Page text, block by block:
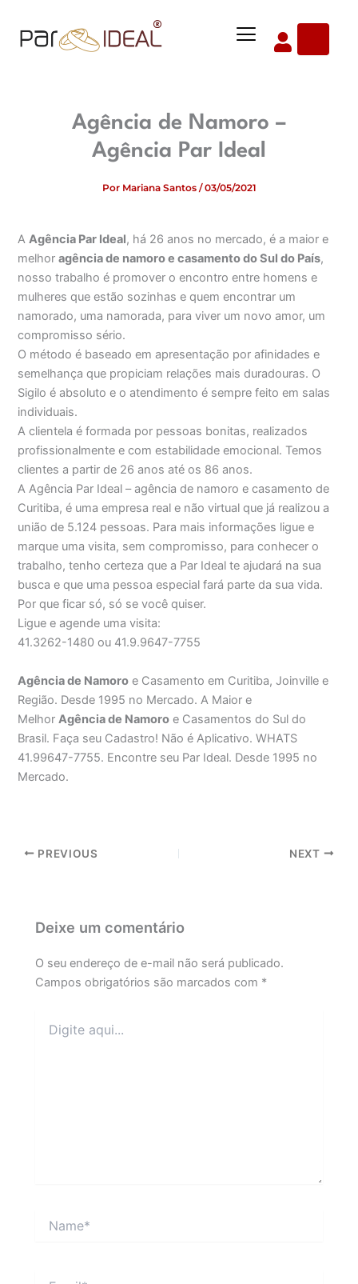
para
Menu
Agência de Namoro –
Agência Par Ideal
Por Mariana Santos /03/05/2021
AAgência Par Ideal, há 26 anos no mercado, é a maior e
melhoragência de namoro e casamento do Sul do País,
nosso trabalho é promover o encontro entre homens e
mulheres que estão sozinhas e quem encontrar um
namorado, uma namorada, para viver um novo amor, um
compromisso sério.
O método é baseado em apresentação por afinidades e
semelhança que propiciam relações mais duradouras. O
Sigilo é absoluto e o atendimento é sempre feito em salas
individuais.
A clientela é formada por pessoas bonitas, realizados
profissionalmente e com estabilidade emocional. Temos
clientes a partir de 26 anos até os 86 anos.
A Agência Par Ideal – agência de namoro e casamento de
Curitiba, é uma empresa real e não virtual que já realizou a
união de 5.124 pessoas. Para mais informações ligue e
marque uma visita, sem compromisso, para conhecer o
trabalho, tenho certeza que a Par Ideal te ajudará na sua
busca e que uma pessoa especial fará parte da sua vida.
Por que ficar só, só se você quiser.
Ligue e agende uma visita:
41.3262-1480 ou 41.9.9647-7755
Agência de Namoro e Casamento em Curitiba, Joinville e
Região. Desde 1995 no Mercado. A Maior e
MelhorAgência de Namoro e Casamentos do Sul do
Brasil. Faça seu Cadastro! Não é Aplicativo. WHATS
41.99647-7755. Encontre seu Par Ideal. Desde 1995 no
Mercado.
PREVIOUS NEXT
Deixe um comentário
O seu endereço de e-mail não será publicado.
Campos obrigatórios são marcados com *
aqui...